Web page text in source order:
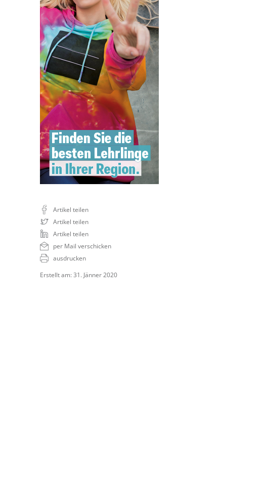
Artikel teilen
Artikel teilen
Artikel teilen
per Mail verschicken
ausdrucken
Erstellt am: 31. Jänner 2020